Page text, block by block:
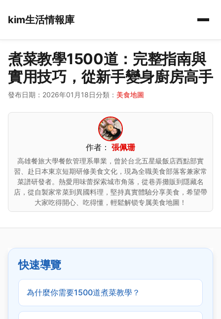
kim生活情報庫
煮菜教學1500道：完整指南與
實用技巧，從新手變身廚房高手
發布日期：2026年01月18日分類： 美食地圖
作者： 張佩珊
高雄餐旅大學餐飲管理系畢業，曾於台北五星級飯店西點部實
習、赴日本東京短期研修美食文化，現為全職美食部落客兼家常
菜譜研發者。熱愛用味蕾探索城市角落，從巷弄攤販到隱藏名
店，從自製家常菜到異國料理，堅持真實體驗分享美食，希望帶
大家吃得開心、吃得懂，輕鬆解锁专属美食地圖！
快速導覽
為什麼你需要1500道煮菜教學？